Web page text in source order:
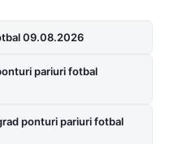
09.08.2026
pariuri fotbal
ponturi pariuri fotbal